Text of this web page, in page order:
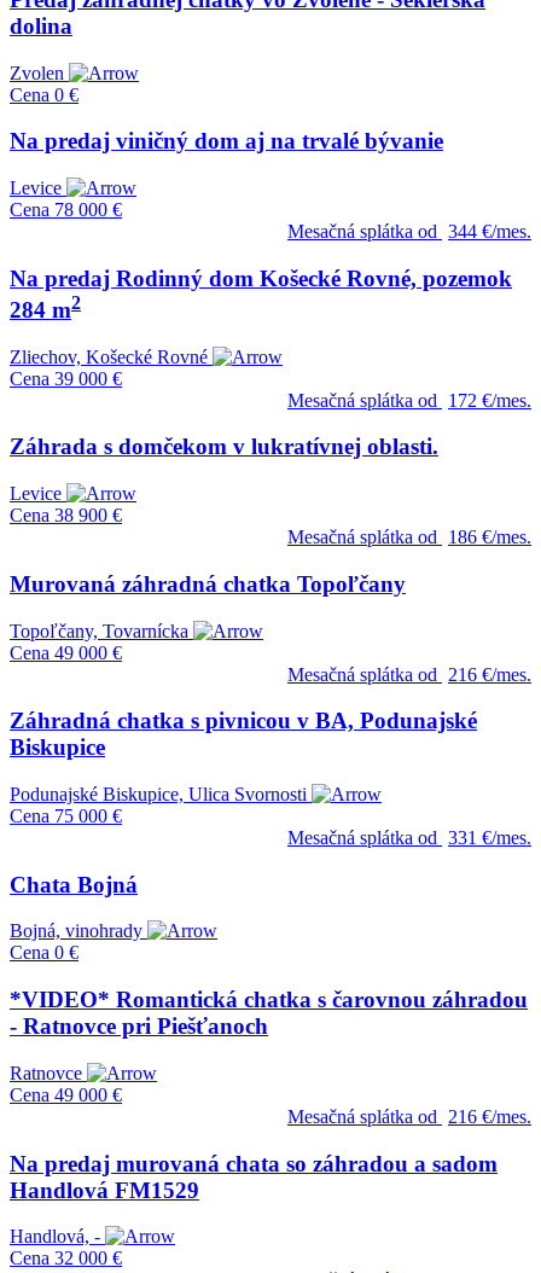
dolina
Zvolen
Cena 0 €
Na predaj viničný dom aj na trvalé bývanie
Levice
Cena 78 000 €
Mesačná splátka od 344 €/mes.
Na predaj Rodinný dom Košecké Rovné, pozemok
284 m2
Zliechov, Košecké Rovné
Cena 39 000 €
Mesačná splátka od
172 €/mes.
Záhrada s domčekom v lukratívnej oblasti.
Levice
Cena 38 900 €
Mesačná splátka od
186 €/mes.
Murovaná záhradná chatka Topoľčany
Topoľčany, Tovarnícka
Cena 49 000 €
Mesačná splátka od
216 €/mes.
Záhradná chatka s pivnicou v BA, Podunajské
Biskupice
Podunajské Biskupice, Ulica Svornosti
Cena 75 000 €
Mesačná splátka od 331 €/mes.
Chata Bojná
Bojná, vinohrady
Cena 0 €
*VIDEO* Romantická chatka s čarovnou záhradou
- Ratnovce pri Piešťanoch
Ratnovce
Cena 49 000 €
Mesačná splátka od
216 €/mes.
Na predaj murovaná chata so záhradou a sadom
Handlová FM1529
Handlová, -
Cena 32 000 €